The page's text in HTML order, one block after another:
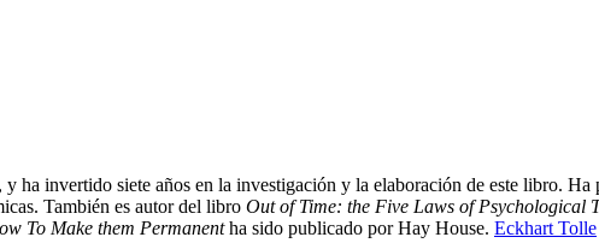
ha invertido siete años en la investigación y la elaboración de este libro.
También es autor del libro Out of Time: the Five Laws of Psychological
To Make them Permanentha sido publicado por Hay House. Eckhart Tolle